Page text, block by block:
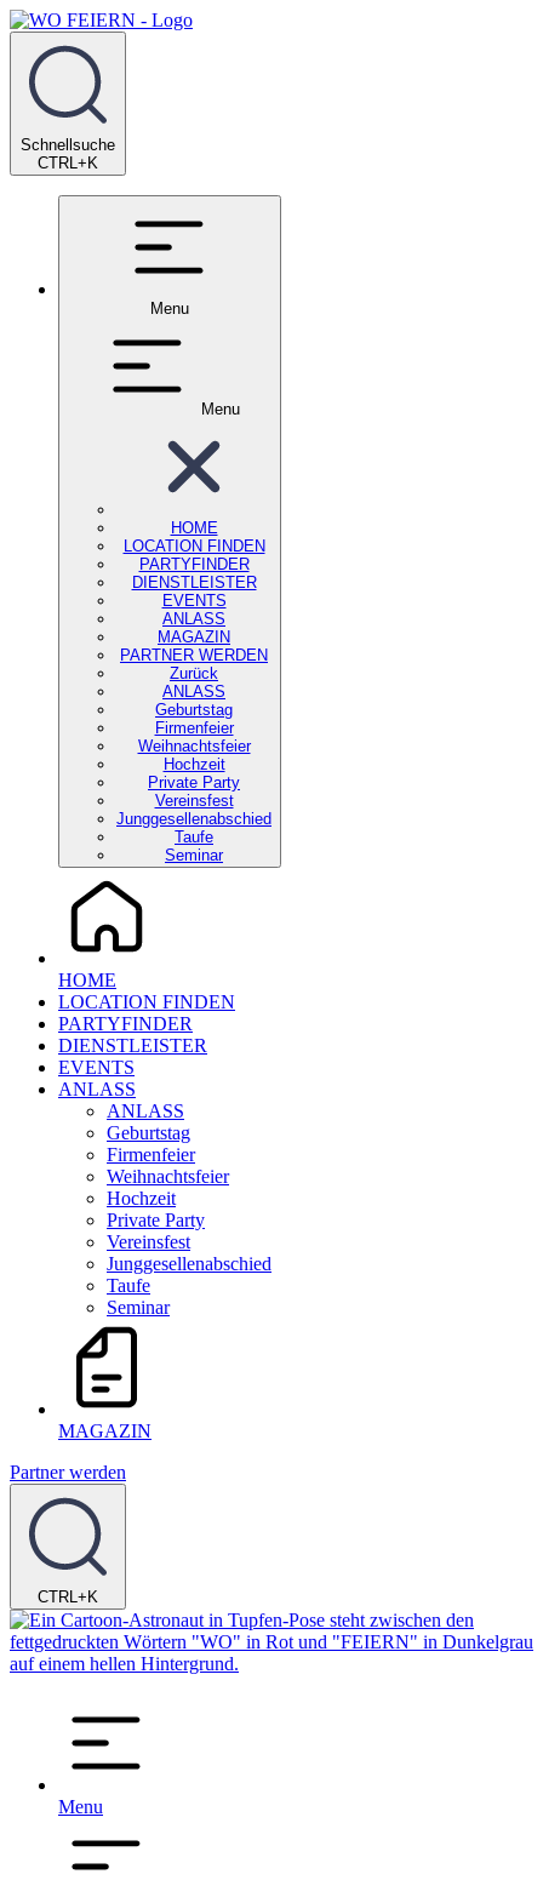
Schnellsuche
CTRL+K
Menu
Menu
HOME
LOCATION FINDEN
PARTYFINDER
DIENSTLEISTER
EVENTS
ANLASS
MAGAZIN
PARTNER WERDEN
Zurück
ANLASS
Geburtstag
Firmenfeier
Weihnachtsfeier
Hochzeit
Private Party
Vereinsfest
Junggesellenabschied
Taufe
Seminar
HOME
LOCATION FINDEN
PARTYFINDER
DIENSTLEISTER
EVENTS
ANLASS
ANLASS
Geburtstag
Firmenfeier
Weihnachtsfeier
Hochzeit
Private Party
Vereinsfest
Junggesellenabschied
Taufe
Seminar
MAGAZIN
Partner werden
CTRL+K
Menu